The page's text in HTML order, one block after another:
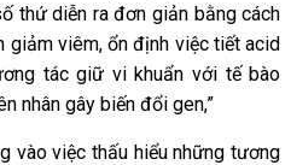
thứ diễn ra đơn giản bằng cách
giảm viêm, ổn định việc tiết acid
tác giữ vi khuẩn với tế bào
nhân gây biến đổi gen,”
vào việc thấu hiểu những tương